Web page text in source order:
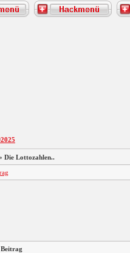
Die Lottozahlen..
Beitrag